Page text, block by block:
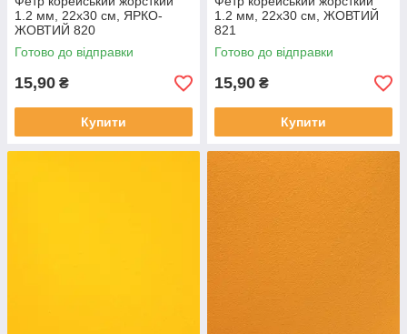
1.2 мм, 22x30 см, ЯРКО-
ЖОВТИЙ 820
Готово до відправки
15,90 ₴
Купити
1.2 мм, 22x30 см, ЖОВТИЙ
821
Готово до відправки
15,90 ₴
Купити